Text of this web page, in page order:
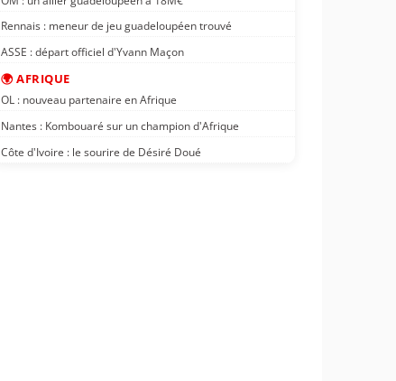
Rennais : meneur de jeu guadeloupéen trouvé
ASSE : départ officiel d'Yvann Maçon
🌍 AFRIQUE
OL : nouveau partenaire en Afrique
Nantes : Kombouaré sur un champion d'Afrique
Côte d'Ivoire : le sourire de Désiré Doué